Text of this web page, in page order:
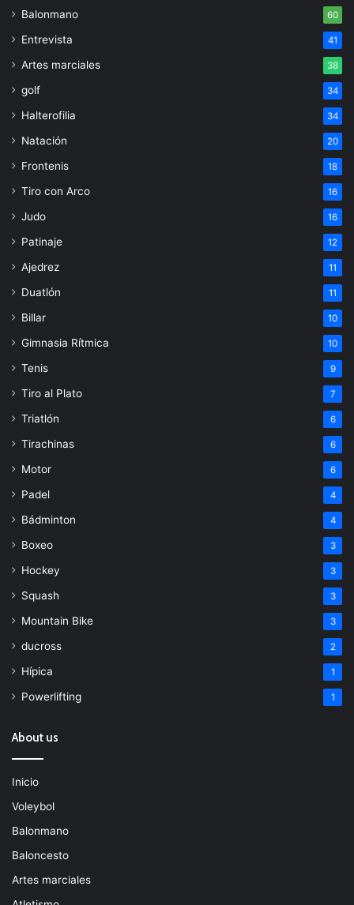
Balonmano 60
Entrevista 41
Artes marciales 38
golf 34
Halterofilia 34
Natación 20
Frontenis 18
Tiro con Arco 16
Judo 16
Patinaje 12
Ajedrez 11
Duatlón 11
Billar 10
Gimnasia Rítmica 10
Tenis 9
Tiro al Plato 7
Triatlón 6
Tirachinas 6
Motor 6
Padel 4
Bádminton 4
Boxeo 3
Hockey 3
Squash 3
Mountain Bike 3
ducross 2
Hípica 1
Powerlifting 1
About us
Inicio
Voleybol
Balonmano
Baloncesto
Artes marciales